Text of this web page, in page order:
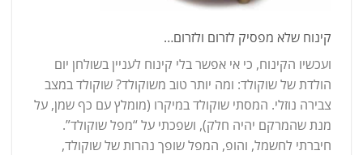
קינוח שלא מפסיק לזרום ולזרום…
ועכשיו הקינוח, כי אי אפשר בלי קינוח לעניין בשולחן יום
הולדת של שוקולד: ומה יותר טוב משוקולד? שוקולד במצב
צבירה נוזלי. המסתי שוקולד במיקרו (מומלץ עם כף שמן, על
מנת שהמרקם יהיה חלק), ושפכתי על “מפל שוקולד”.
חיברתי לחשמל, והופ, המפל שופך נהרות של שוקולד,